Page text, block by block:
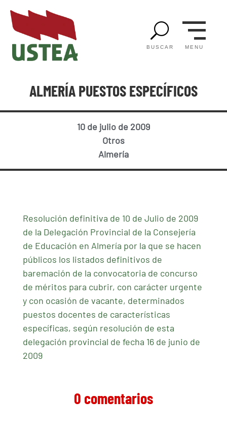
U
BUSCAR MENU
ALMERÍA PUESTOS ESPECÍFICOS
10 de julio de 2009
Otros
Almería
Resolución definitiva de 10 de Julio de 2009
de la Delegación Provincial de la Consejería
de Educación en Almería por la que se hacen
públicos los listados definitivos de
baremación de la convocatoria de concurso
de méritos para cubrir, con carácter urgente
y con ocasión de vacante, determinados
puestos docentes de características
específicas, según resolución de esta
delegación provincial de fecha 16 de junio de
2009
0 comentarios